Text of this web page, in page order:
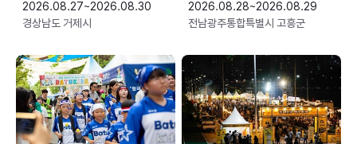
2026.08.27~2026.08.30
경상남도 거제시
2026.08.28~2026.08.29
전남광주통합특별시 고흥군